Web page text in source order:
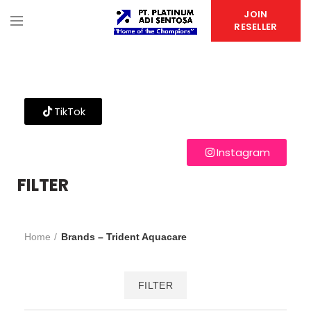
JOIN
RESELLER
TikTok
Instagram
FILTER
Home Brands – Trident Aquacare
FILTER